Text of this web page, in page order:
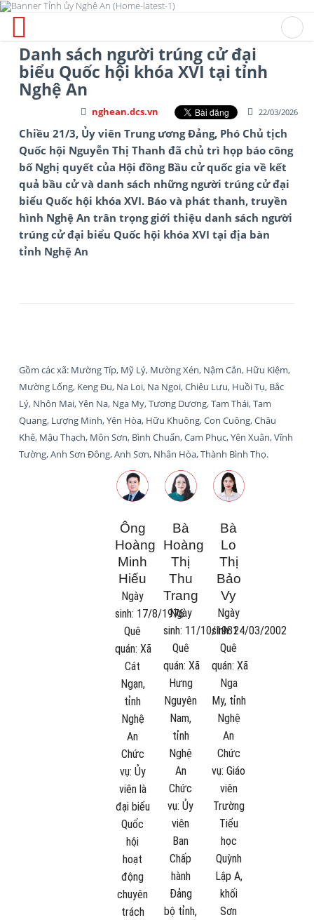
Danh sách người trúng cử đại
biểu Quốc hội khóa XVI tại tỉnh
Nghệ An
22/03/2026
nghean.dcs.vn
Chiều 21/3, Ủy viên Trung ương Đảng, Phó Chủ tịch
Quốc hội Nguyễn Thị Thanh đã chủ trì họp báo công
bố Nghị quyết của Hội đồng Bầu cử quốc gia về kết
quả bầu cử và danh sách những người trúng cử đại
biểu Quốc hội khóa XVI. Báo và phát thanh, truyền
hình Nghệ An trân trọng giới thiệu danh sách người
trúng cử đại biểu Quốc hội khóa XVI tại địa bàn
tỉnh Nghệ An
Gồm các xã: Mường Típ, Mỹ Lý, Mường Xén, Nậm Cắn, Hữu Kiệm,
Mường Lống, Keng Đu, Na Loi, Na Ngoi, Chiêu Lưu, Huồi Tụ, Bắc
Lý, Nhôn Mai, Yên Na, Nga My, Tương Dương, Tam Thái, Tam
Quang, Lượng Minh, Yên Hòa, Hữu Khuông, Con Cuông, Châu
Khê, Mậu Thạch, Môn Sơn, Bình Chuẩn, Cam Phục, Yên Xuân, Vĩnh
Tường, Anh Sơn Đông, Anh Sơn, Nhân Hòa, Thành Bình Thọ.
Ông
Hoàng
Minh
Hiếu
Ngày
sinh: 17/8/1976
Quê
quán:Xã
Cát
Ngạn,
tỉnh
Nghệ
An
Chức
vụ: Ủy
viên là
đại biểu
Quốc
hội
hoạt
động
chuyên
trách
Bà
Hoàng
Thị
Thu
Trang
Ngày
sinh: 11/10/1981
Quê
quán: Xã
Hưng
Nguyên
Nam,
tỉnh
Nghệ
An
Chức
vụ:Ủy
viên
Ban
Chấp
hành
Đảng
bộ tỉnh,
Bà
Lo
Thị
Bảo
Vy
Ngày
sinh:24/03/2002
Quê
quán: Xã
Nga
My, tỉnh
Nghệ
An
Chức
vụ:Giáo
viên
Trường
Tiểu
học
Quỳnh
Lập A,
khối
Sơn